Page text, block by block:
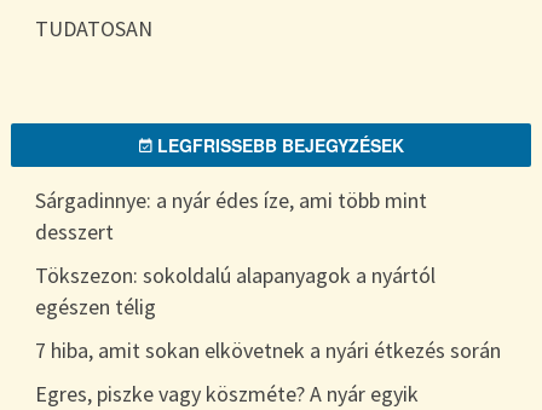
TUDATOSAN
LEGFRISSEBB BEJEGYZÉSEK
Sárgadinnye: a nyár édes íze, ami több mint
desszert
Tökszezon: sokoldalú alapanyagok a nyártól
egészen télig
7 hiba, amit sokan elkövetnek a nyári étkezés során
Egres, piszke vagy köszméte? A nyár egyik